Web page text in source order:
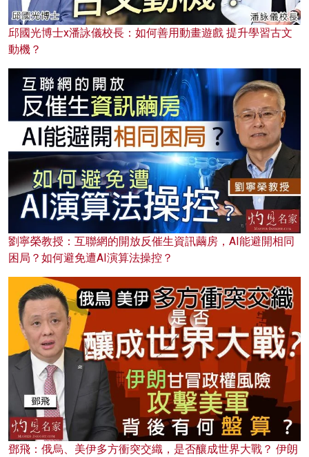
邱國光博士x潘詠儀校長：如何善用動畫遊戲 提升學習古文
動機？
劉寧榮教授：互聯網的開放反催生資訊繭房，AI能避開相同
困局？如何避免遭AI演算法操控？
鄧飛：俄烏、美伊多方衝突交織，是否釀成世界大戰？ 伊朗